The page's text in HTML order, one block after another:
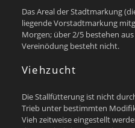
Das Areal der Stadtmarkung
liegende Vorstadtmarkung
Morgen; über 2/5 bestehen
Vereinödung besteht nicht.
Viehzucht
Die Stallfütterung ist nicht
Trieb unter bestimmten
Vieh zeitweise eingestellt